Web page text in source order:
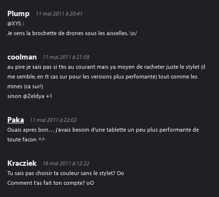
Plump
11 mai 2011 à 20:41
@XYS :
Je sens la brochette de drones sous les aisselles. \o/
coolman
11 mai 2011 à 21:58
au pire je sais pas si t’es au courant mais ya moyen de racheter juste le stylet (il
me semble, en tt cas sur pour les versions plus perfomante) tout comme les
mines (ca sur!)
sinon @Zeldya +1
Paka
11 mai 2011 à 22:02
Ouais apres bon… j’avais besoin d’une tablette un peu plus performante de
toute facon ^^
Kracziek
16 mai 2011 à 12:22
Tu sais pas choisir ta couleur sans le stylet? Oo
Comment t’as fait ton compte? oO